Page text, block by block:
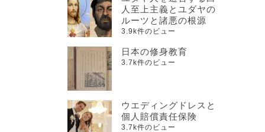
人至上主義とユダヤの
ルーツと諸悪の根源
3.9k件のビュー
日本の修身教育
3.7k件のビュー
ウエディングドレスと
個人賠償責任保険
3.7k件のビュー